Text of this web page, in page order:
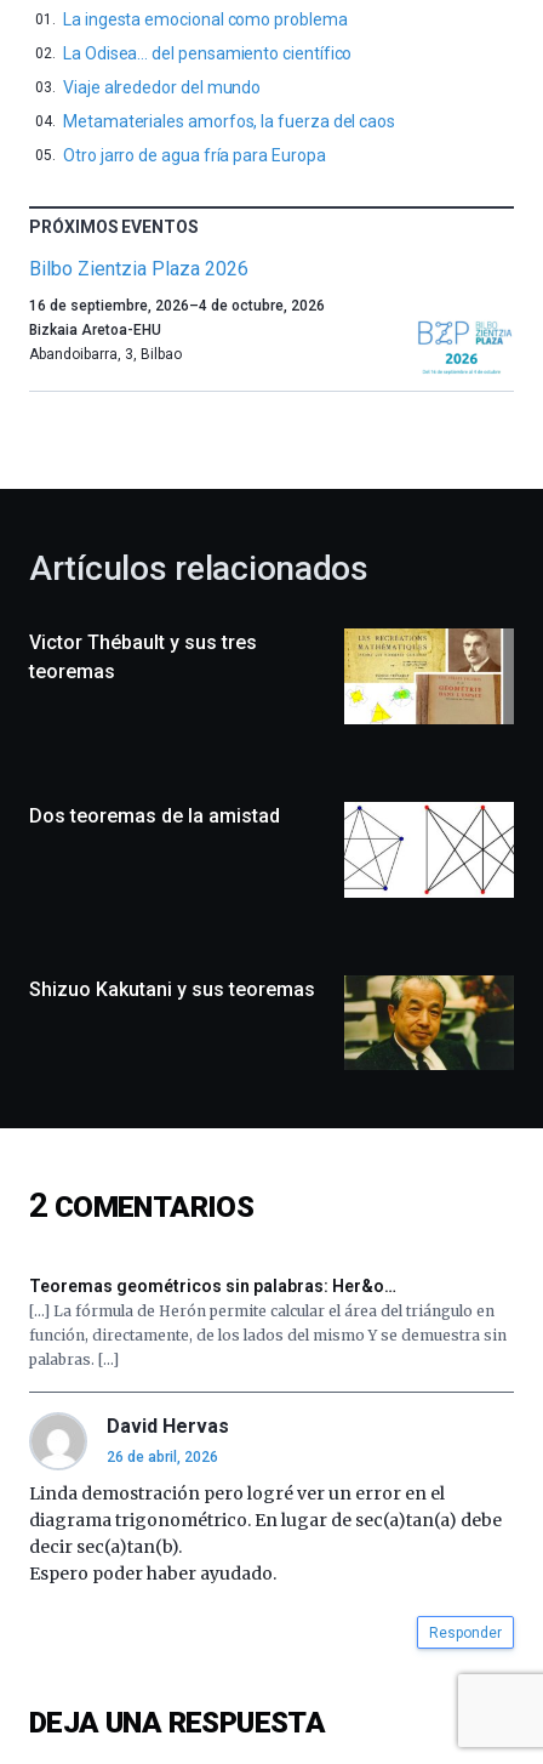
La ingesta emocional como problema
La Odisea… del pensamiento científico
Viaje alrededor del mundo
Metamateriales amorfos, la fuerza del caos
Otro jarro de agua fría para Europa
PRÓXIMOS EVENTOS
Bilbo Zientzia Plaza 2026
Un
año
más,
celebración
novena
edición
un
monólogos,
de
16
al
de
La
iniciativa,
organizada
por
Cátedra…
16 de septiembre, 2026–4 de octubre, 2026
Bizkaia Aretoa-EHU
Abandoibarra, 3, Bilbao
Artículos relacionados
Victor Thébault y sus tres
teoremas
Dos teoremas de la amistad
Shizuo Kakutani y sus teoremas
2 COMENTARIOS
Teoremas geométricos sin palabras: Her&o…
[…] La fórmula de Herón permite calcular el área del triángulo en
función, directamente, de los lados del mismo Y se demuestra sin
palabras. […]
David Hervas
26 de abril, 2026
Linda demostración pero logré ver un error en el
diagrama trigonométrico. En lugar de sec(a)tan(a) debe
decir sec(a)tan(b).
Espero poder haber ayudado.
Responder
DEJA UNA RESPUESTA